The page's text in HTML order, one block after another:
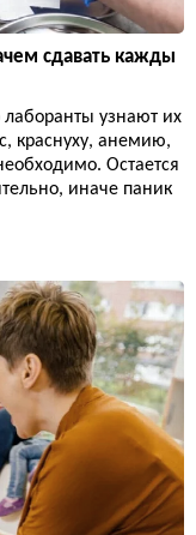
сдавать кажды
лаборанты узнают их
краснуху, анемию,
Остается
иначе паник